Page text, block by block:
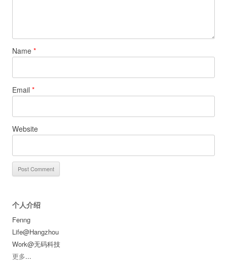
Name *
Email *
Website
个人介绍
Fenng
Life@Hangzhou
Work@无码科技
更多...